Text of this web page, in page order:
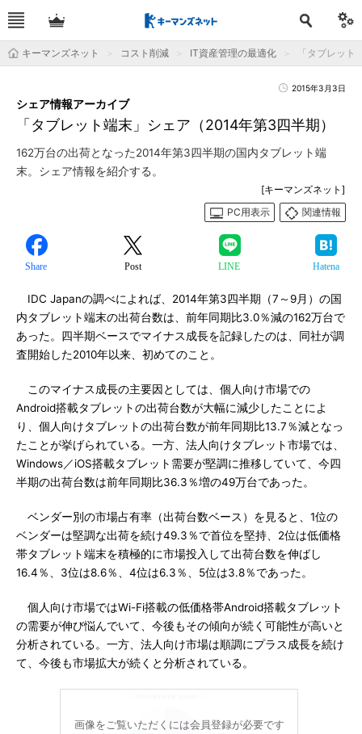
キーマンズネット コスト削減 IT資産管理の最適化 「タブレッ
2015年3月3日
「タブレット端末」シェア（2014年第3四半期）
シェア情報アーカイブ
162万台の出荷となった2014年第3四半期の国内タブレット端
末。シェア情報を紹介する。
[キーマンズネット]
PC用表示
関連情報
Share Post LINE Hatena
IDC Japanの調べによれば、2014年第3四半期（7～9月）の国
内タブレット端末の出荷台数は、前年同期比3.0％減の162万台で
あった。四半期ベースでマイナス成長を記録したのは、同社が調
査開始した2010年以来、初めてのこと。
このマイナス成長の主要因としては、個人向け市場での
Android搭載タブレットの出荷台数が大幅に減少したことによ
り、個人向けタブレットの出荷台数が前年同期比13.7％減となっ
たことが挙げられている。一方、法人向けタブレット市場では、
Windows／iOS搭載タブレット需要が堅調に推移していて、今四
半期の出荷台数は前年同期比36.3％増の49万台であった。
ベンダー別の市場占有率（出荷台数ベース）を見ると、1位の
ベンダーは堅調な出荷を続け49.3％で首位を堅持、2位は低価格
帯タブレット端末を積極的に市場投入して出荷台数を伸ばし
16.4％、3位は8.6％、4位は6.3％、5位は3.8％であった。
個人向け市場ではWi-Fi搭載の低価格帯Android搭載タブレット
の需要が伸び悩んでいて、今後もその傾向が続く可能性が高いと
分析されている。一方、法人向け市場は順調にプラス成長を続け
て、今後も市場拡大が続くと分析されている。
画像をご覧いただくには会員登録が必要です